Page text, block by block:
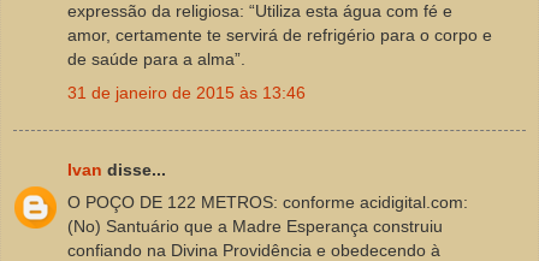
expressão da religiosa: “Utiliza esta água com fé e
amor, certamente te servirá de refrigério para o corpo e
de saúde para a alma”.
31 de janeiro de 2015 às 13:46
Ivan disse...
O POÇO DE 122 METROS: conforme acidigital.com:
(No) Santuário que a Madre Esperança construiu
confiando na Divina Providência e obedecendo à